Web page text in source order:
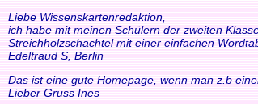
Liebe Wissenskartenredaktion,
ich habe mit meinen Schülern der zweiten
Streichholzschachtel mit einer einfachen
Edeltraud S, Berlin
Das ist eine gute Homepage, wenn man z.b
Lieber Gruss Ines